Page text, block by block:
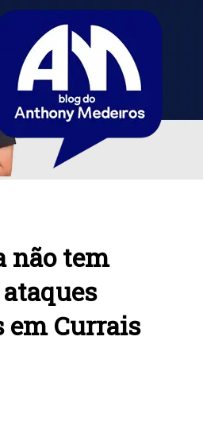
não tem
Currais